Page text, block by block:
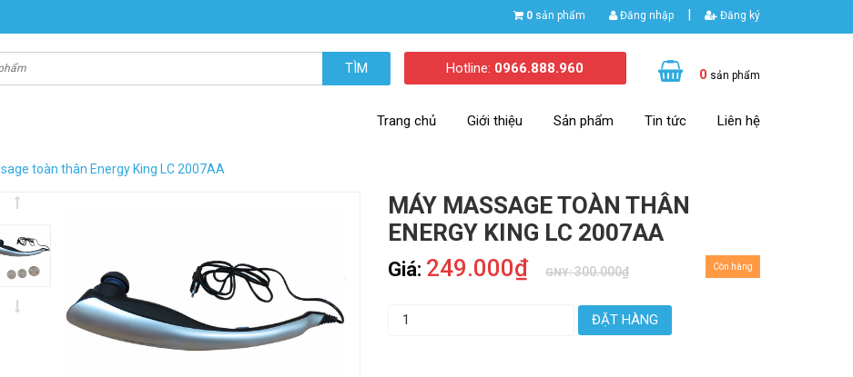
0 sản phẩm Đăng nhập | Đăng ký
TÌM Hotline: 0966.888.960 0 sản phẩm
Trang chủ Giới thiệu Sản phẩm Tin tức Liên hệ
toàn thân Energy King LC 2007AA
MÁY MASSAGE TOÀN THÂN
ENERGY KING LC 2007AA
Giá: 249.000₫ GNY:300.000₫ Còn hàng
ĐẶT HÀNG